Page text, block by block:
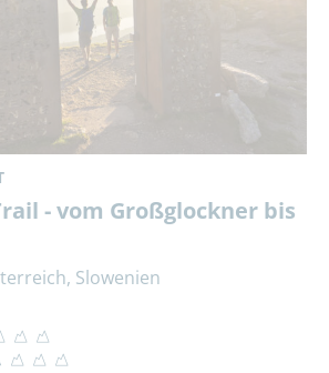
- vom Großglockner bis
Slowenien